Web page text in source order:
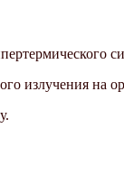
излучения на